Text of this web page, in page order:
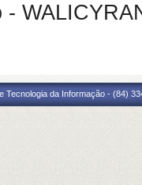
Tecnologia da Informação - (84)